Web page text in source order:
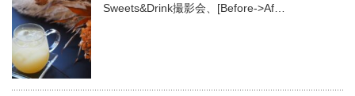
Sweets&Drink撮影会、[Before->Af…